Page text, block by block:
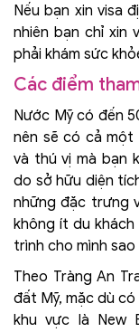
Nếu bạn xin visa
nhiên bạn chỉ xin
phải khám sức
Các điểm
Nước Mỹ có đến
nên sẽ có cả một
và thú vị mà bạn
do sở hữu diện
những đặc trưng
không ít du
trình cho mình
Theo Tràng An
đất Mỹ, mặc dù
khu vực là New